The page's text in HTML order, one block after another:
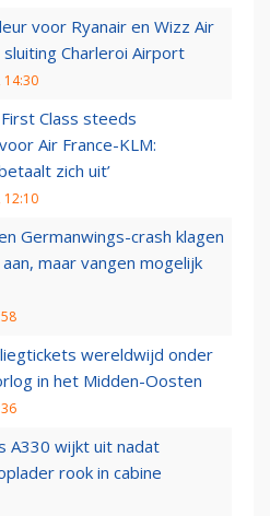
voor Ryanair en Wizz Air
Charleroi Airport
14:30
Class steeds
Air France-KLM:
zich uit’
12:10
Germanwings-crash klagen
maar vangen mogelijk
wereldwijd onder
in het Midden-Oosten
A330 wijkt uit nadat
rook in cabine